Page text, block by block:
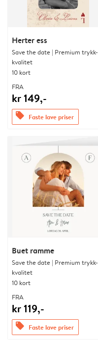
Herter ess
Save the date | Premium trykk-
kvalitet
10 kort
FRA
kr 149,-
offers Faste lave priser
Buet ramme
Save the date | Premium trykk-
kvalitet
10 kort
FRA
kr 119,-
offers Faste lave priser